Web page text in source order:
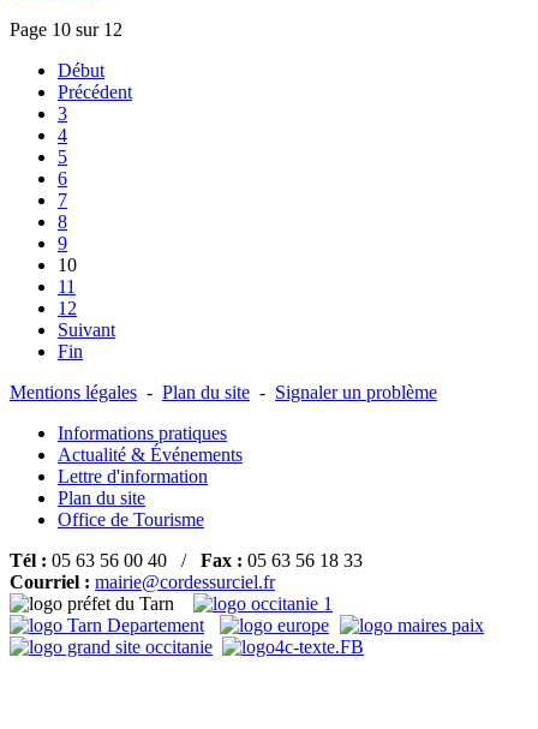
Page 10 sur 12
Début
Précédent
3
4
5
6
7
8
9
10
11
12
Suivant
Fin
Mentions légales - Plan du site - Signaler un problème
Informations pratiques
Actualité & Événements
Lettre d'information
Plan du site
Office de Tourisme
Tél : 05 63 56 00 40 / Fax : 05 63 56 18 33
Courriel : mairie@cordessurciel.fr